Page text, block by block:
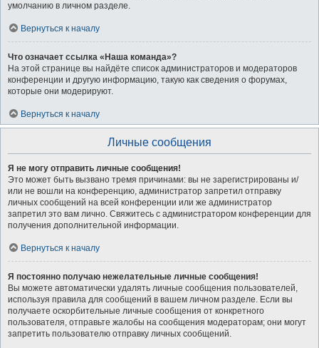
умолчанию в личном разделе.
Вернуться к началу
Что означает ссылка «Наша команда»?
На этой странице вы найдёте список администраторов и модераторов
конференции и другую информацию, такую как сведения о форумах,
которые они модерируют.
Вернуться к началу
Личные сообщения
Я не могу отправить личные сообщения!
Это может быть вызвано тремя причинами: вы не зарегистрированы и/
или не вошли на конференцию, администратор запретил отправку
личных сообщений на всей конференции или же администратор
запретил это вам лично. Свяжитесь с администратором конференции для
получения дополнительной информации.
Вернуться к началу
Я постоянно получаю нежелательные личные сообщения!
Вы можете автоматически удалять личные сообщения пользователей,
используя правила для сообщений в вашем личном разделе. Если вы
получаете оскорбительные личные сообщения от конкретного
пользователя, отправьте жалобы на сообщения модераторам; они могут
запретить пользователю отправку личных сообщений.